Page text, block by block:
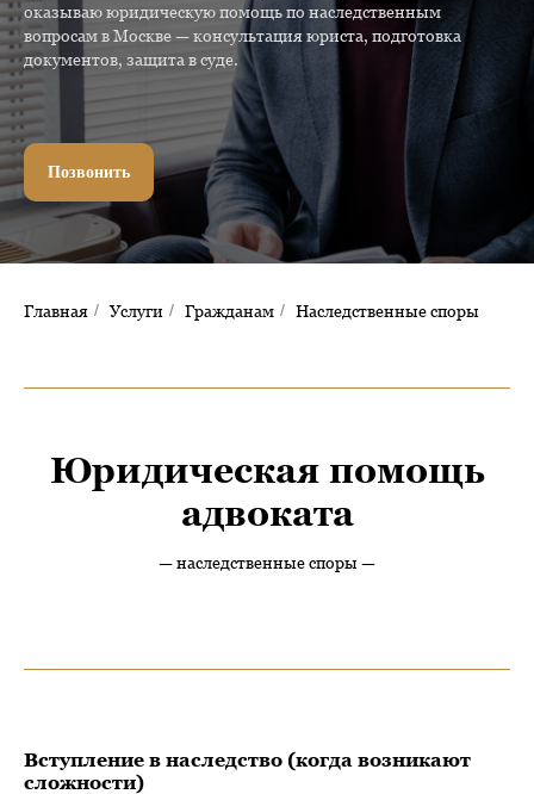
оказываю юридическую помощь по наследственным
вопросам в Москве — консультация юриста, подготовка
документов, защита в суде.
Позвонить
Главная / Услуги / Гражданам / Наследственные споры
Юридическая помощь
адвоката
— наследственные споры —
Вступление в наследство (когда возникают
сложности)